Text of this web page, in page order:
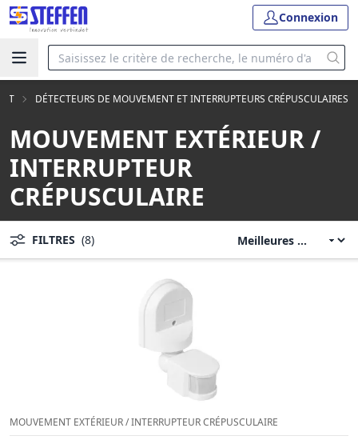
Connexion
DÉTECTEURS DE MOUVEMENT ET INTERRUPTEURS CRÉPUSCULAIRES
MOUVEMENT EXTÉRIEUR /
INTERRUPTEUR
CRÉPUSCULAIRE
FILTRES (8)
MOUVEMENT EXTÉRIEUR / INTERRUPTEUR CRÉPUSCULAIRE